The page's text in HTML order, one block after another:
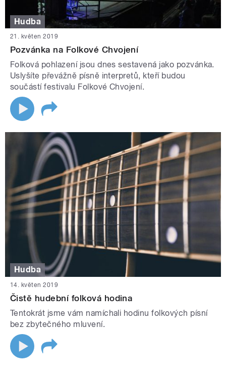
Hudba
21. květen 2019
Pozvánka na Folkové Chvojení
Folková pohlazení jsou dnes sestavená jako pozvánka.
Uslyšíte převážně písně interpretů, kteří budou
součástí festivalu Folkové Chvojení.
Hudba
14. květen 2019
Čistě hudební folková hodina
Tentokrát jsme vám namíchali hodinu folkových písní
bez zbytečného mluvení.